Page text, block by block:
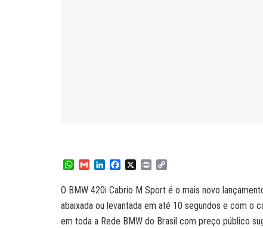
W
a
t
s
A
G
a
l
n
k
e
d
c
e
b
o
X
P
i
n
t
p
y
L
i
O BMW 420i Cabrio M Sport é o mais novo
abaixada ou levantada em até 10 segundos e com o
em toda a Rede BMW do Brasil com preço público